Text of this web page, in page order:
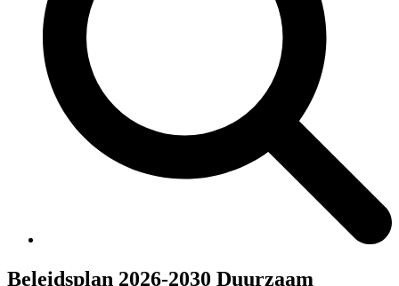
Beleidsplan 2026-2030 Duurzaam